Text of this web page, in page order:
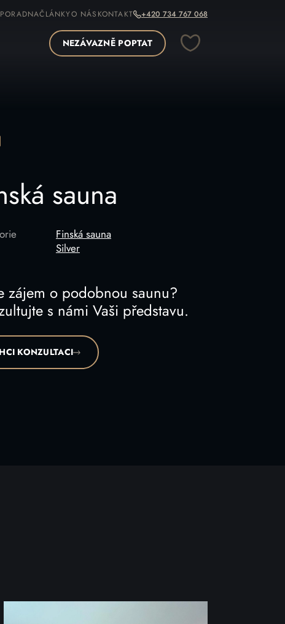
PORADNAČLÁNKYO NÁS KONTAKT +420 734 767 068
NEZÁVAZNĚ POPTAT
ODKAZ
sauna
Finská sauna
Silver
zájem o podobnou saunu?
s námi Vaši představu.
KONZULTACI